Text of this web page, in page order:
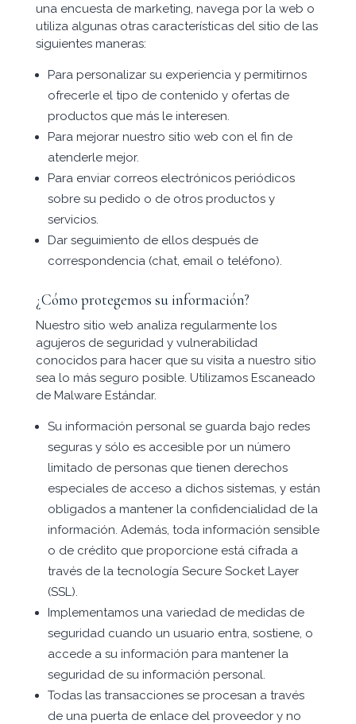
una encuesta de marketing, navega por la web o
utiliza algunas otras características del sitio de las
siguientes maneras:
Para personalizar su experiencia y permitirnos
ofrecerle el tipo de contenido y ofertas de
productos que más le interesen.
Para mejorar nuestro sitio web con el fin de
atenderle mejor.
Para enviar correos electrónicos periódicos
sobre su pedido o de otros productos y
servicios.
Dar seguimiento de ellos después de
correspondencia (chat, email o teléfono).
¿Cómo protegemos su información?
Nuestro sitio web analiza regularmente los
agujeros de seguridad y vulnerabilidad
conocidos para hacer que su visita a nuestro sitio
sea lo más seguro posible. Utilizamos Escaneado
de Malware Estándar.
Su información personal se guarda bajo redes
seguras y sólo es accesible por un número
limitado de personas que tienen derechos
especiales de acceso a dichos sistemas, y están
obligados a mantener la confidencialidad de la
información. Además, toda información sensible
o de crédito que proporcione está cifrada a
través de la tecnología Secure Socket Layer
(SSL).
Implementamos una variedad de medidas de
seguridad cuando un usuario entra, sostiene, o
accede a su información para mantener la
seguridad de su información personal.
Todas las transacciones se procesan a través
de una puerta de enlace del proveedor y no